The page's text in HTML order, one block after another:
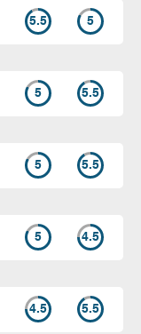
5.5 5
5 5.5
5 5.5
5 4.5
4.5 5.5